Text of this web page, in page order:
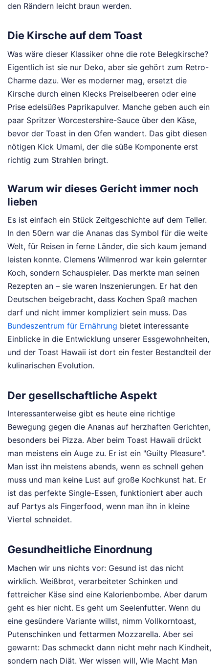
den Rändern leicht braun werden.
Die Kirsche auf dem Toast
Was wäre dieser Klassiker ohne die rote Belegkirsche?
Eigentlich ist sie nur Deko, aber sie gehört zum Retro-
Charme dazu. Wer es moderner mag, ersetzt die
Kirsche durch einen Klecks Preiselbeeren oder eine
Prise edelsüßes Paprikapulver. Manche geben auch ein
paar Spritzer Worcestershire-Sauce über den Käse,
bevor der Toast in den Ofen wandert. Das gibt diesen
nötigen Kick Umami, der die süße Komponente erst
richtig zum Strahlen bringt.
Warum wir dieses Gericht immer noch
lieben
Es ist einfach ein Stück Zeitgeschichte auf dem Teller.
In den 50ern war die Ananas das Symbol für die weite
Welt, für Reisen in ferne Länder, die sich kaum jemand
leisten konnte. Clemens Wilmenrod war kein gelernter
Koch, sondern Schauspieler. Das merkte man seinen
Rezepten an – sie waren Inszenierungen. Er hat den
Deutschen beigebracht, dass Kochen Spaß machen
darf und nicht immer kompliziert sein muss. Das
Bundeszentrum für Ernährung bietet interessante
Einblicke in die Entwicklung unserer Essgewohnheiten,
und der Toast Hawaii ist dort ein fester Bestandteil der
kulinarischen Evolution.
Der gesellschaftliche Aspekt
Interessanterweise gibt es heute eine richtige
Bewegung gegen die Ananas auf herzhaften Gerichten,
besonders bei Pizza. Aber beim Toast Hawaii drückt
man meistens ein Auge zu. Er ist ein "Guilty Pleasure".
Man isst ihn meistens abends, wenn es schnell gehen
muss und man keine Lust auf große Kochkunst hat. Er
ist das perfekte Single-Essen, funktioniert aber auch
auf Partys als Fingerfood, wenn man ihn in kleine
Viertel schneidet.
Gesundheitliche Einordnung
Machen wir uns nichts vor: Gesund ist das nicht
wirklich. Weißbrot, verarbeiteter Schinken und
fettreicher Käse sind eine Kalorienbombe. Aber darum
geht es hier nicht. Es geht um Seelenfutter. Wenn du
eine gesündere Variante willst, nimm Vollkorntoast,
Putenschinken und fettarmen Mozzarella. Aber sei
gewarnt: Das schmeckt dann nicht mehr nach Kindheit,
sondern nach Diät. Wer wissen will, Wie Macht Man